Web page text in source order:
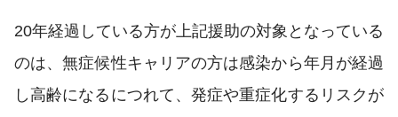
20年経過している方が上記援助の対象となっている
のは、無症候性キャリアの方は感染から年月が経過
し高齢になるにつれて、発症や重症化するリスクが